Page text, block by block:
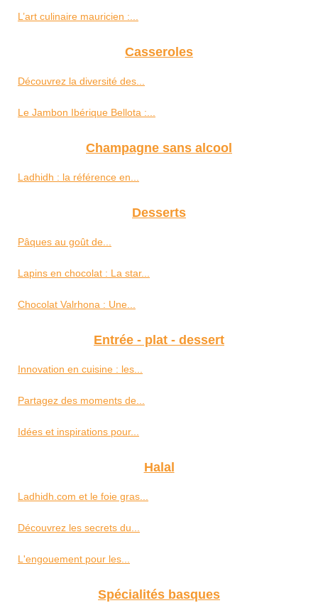
L’art culinaire mauricien :...
Casseroles
Découvrez la diversité des...
Le Jambon Ibérique Bellota :...
Champagne sans alcool
Ladhidh : la référence en...
Desserts
Pâques au goût de...
Lapins en chocolat : La star...
Chocolat Valrhona : Une...
Entrée - plat - dessert
Innovation en cuisine : les...
Partagez des moments de...
Idées et inspirations pour...
Halal
Ladhidh.com et le foie gras...
Découvrez les secrets du...
L'engouement pour les...
Spécialités basques